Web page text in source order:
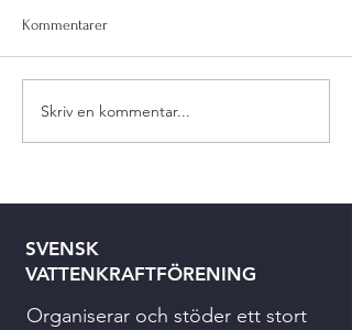
Kommentarer
Skriv en kommentar...
SVENSK
VATTENKRAFTFÖRENING
Organiserar och stöder ett stort